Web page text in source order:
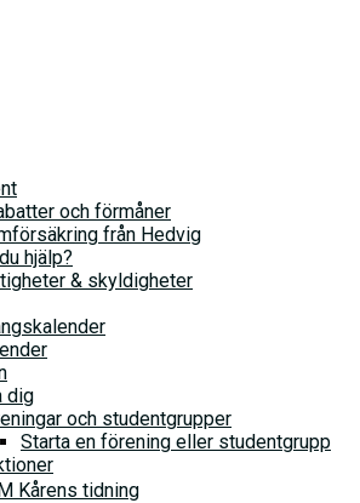
och förmåner
från Hedvig
hjälp?
& skyldigheter
dig
och studentgrupper
Starta en förening eller studentgrupp
Kårens tidning